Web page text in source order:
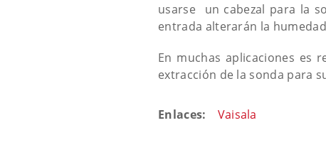
usarse un cabezal para la
entrada alterarán la
En muchas aplicaciones es
extracción de la sonda para
Enlaces: Vaisala